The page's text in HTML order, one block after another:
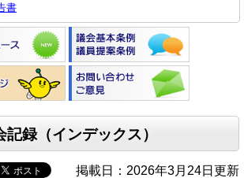
書
録（インデックス）
掲載日：2026年3月24日更新